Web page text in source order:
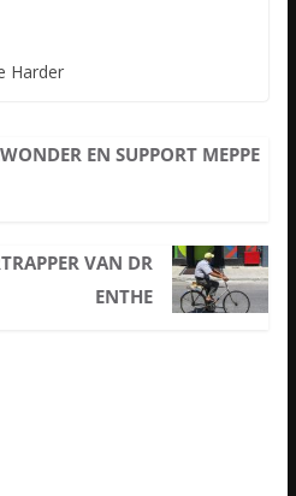
Harder
EN SUPPORT MEPPE
VAN DR
ENTHE